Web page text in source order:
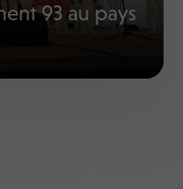
93 au pays